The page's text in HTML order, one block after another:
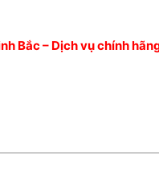
Bắc – Dịch vụ chính